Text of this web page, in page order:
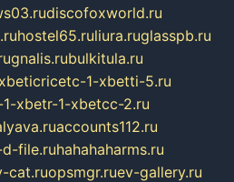
discofoxworld.ru
hostel65.ruliura.ruglasspb.ru
gnalis.rubulkitula.ru
1-xbetti-5.ru
xbetr-1-xbetcc-2.ru
accounts112.ru
file.ruhahahaharms.ru
cat.ruopsmgr.ruev-gallery.ru